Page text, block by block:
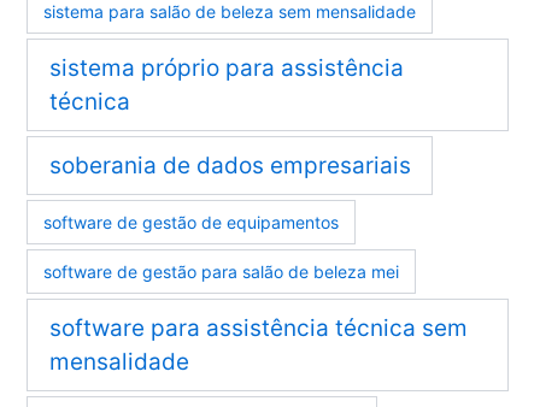
sistema para salão de beleza sem mensalidade
sistema próprio para assistência
técnica
soberania de dados empresariais
software de gestão de equipamentos
software de gestão para salão de beleza mei
software para assistência técnica sem
mensalidade